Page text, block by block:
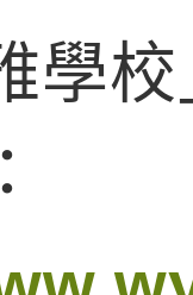
學